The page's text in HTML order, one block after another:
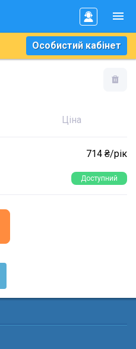
Особистий кабінет
Ціна
714 ₴/рік
Доступний